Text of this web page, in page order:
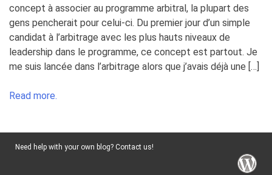
concept à associer au programme arbitral, la plupart des
gens pencherait pour celui-ci. Du premier jour d’un simple
candidat à l’arbitrage avec les plus hauts niveaux de
leadership dans le programme, ce concept est partout. Je
me suis lancée dans l’arbitrage alors que j’avais déjà une […]
Read more.
Need help with your own blog? Contact us!